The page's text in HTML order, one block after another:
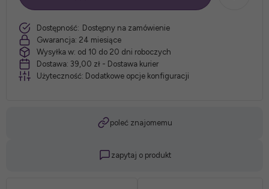
*Rozmiar
materaca:
*
szt.
Dostępność: Dostępny na zamówienie
Gwarancja: 24 miesiące
Wysyłka w: od 10 do 20 dni roboczych
Dostawa: 39,00 zł - Dostawa kurier
Użyteczność: Dodatkowe opcje konfiguracji
poleć znajomemu
zapytaj o produkt